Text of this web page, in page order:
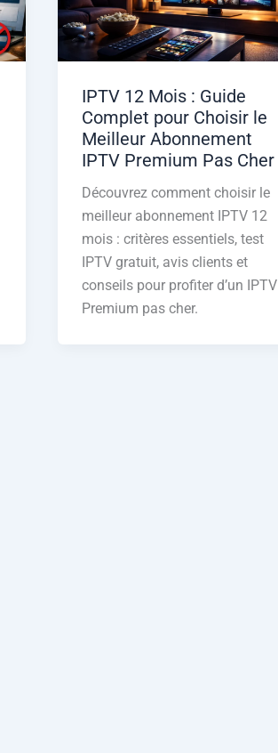
IPTV 12 Mois : Guide
Complet pour Choisir le
Meilleur Abonnement
IPTV Premium Pas Cher
Découvrez comment choisir le
meilleur abonnement IPTV 12
mois : critères essentiels, test
IPTV gratuit, avis clients et
conseils pour profiter d’un IPTV
Premium pas cher.